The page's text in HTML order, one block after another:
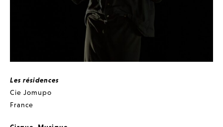
Les résidences
Cie Jomupo
France